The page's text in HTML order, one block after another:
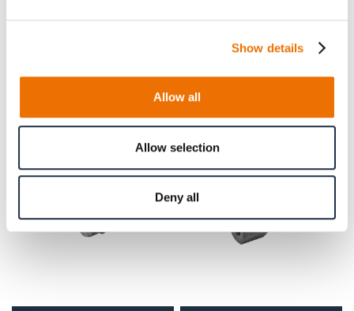
Show details
Allow all
Allow selection
Deny all